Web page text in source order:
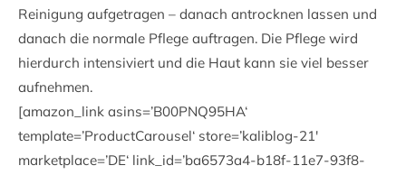
Reinigung aufgetragen – danach antrocknen lassen und
danach die normale Pflege auftragen. Die Pflege wird
hierdurch intensiviert und die Haut kann sie viel besser
aufnehmen.
[amazon_link asins=’B00PNQ95HA‘
template=’ProductCarousel‘ store=’kaliblog-21′
marketplace=’DE‘ link_id=’ba6573a4-b18f-11e7-93f8-